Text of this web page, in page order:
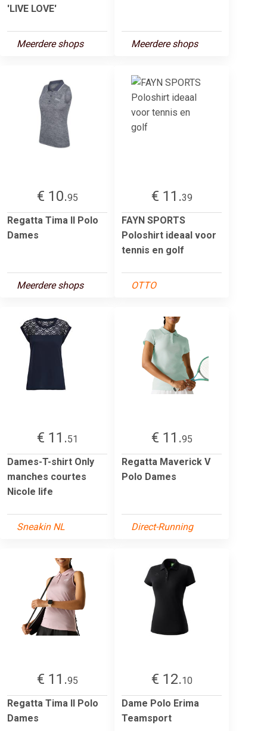
'LIVE LOVE'
Meerdere shops Meerdere shops
€ 10.95
Regatta Tima II Polo
Dames
Meerdere shops
€ 11.39
FAYN SPORTS
Poloshirt ideaal voor
tennis en golf
OTTO
€ 11.51
Dames-T-shirt Only
manches courtes
Nicole life
Sneakin NL
€ 11.95
Regatta Maverick V
Polo Dames
Direct-Running
€ 11.95
Regatta Tima II Polo
Dames
€ 12.10
Dame Polo Erima
Teamsport